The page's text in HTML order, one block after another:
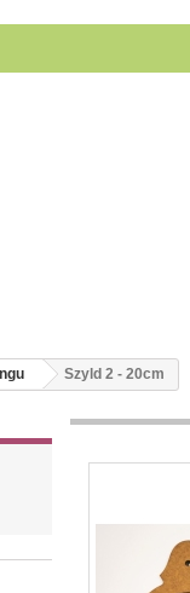
Szyld 2 - 20cm